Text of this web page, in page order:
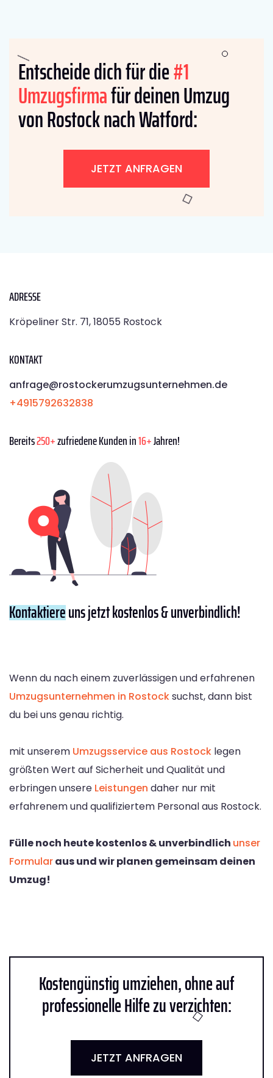
Entscheide dich für die#1
Umzugsfirmafür deinen Umzug
von Rostock nach Watford:
JETZT ANFRAGEN
ADRESSE
Kröpeliner Str. 71, 18055 Rostock
KONTAKT
anfrage@rostockerumzugsunternehmen.de
+4915792632838
Bereits250+zufriedene Kunden in16+Jahren!
Kontaktiereuns jetzt kostenlos & unverbindlich!
Wenn du nach einem zuverlässigen und erfahrenen
Umzugsunternehmen in Rostocksuchst, dann bist
du bei uns genau richtig.
mit unserem Umzugsservice aus Rostock legen
größten Wert auf Sicherheit und Qualität und
erbringen unsere Leistungen daher nur mit
erfahrenem und qualifiziertem Personal aus Rostock.
Fülle noch heute kostenlos & unverbindlich unser
Formularaus und wir planen gemeinsam deinen
Umzug!
Kostengünstig umziehen, ohne auf
professionelle Hilfe zu verzichten:
JETZT ANFRAGEN